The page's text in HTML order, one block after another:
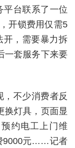
平台联系了一位
开锁费用仅需5
开，需要暴力拆
一套服务下来要
，不少消费者反
换灯具，页面显
约电工上门维
9000元……记者